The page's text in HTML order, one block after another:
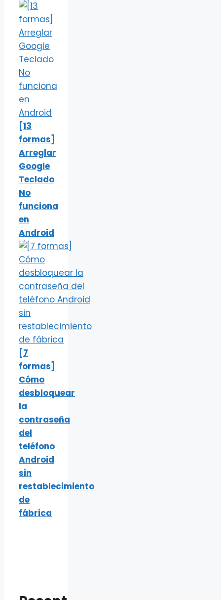
[13
formas]
Arreglar
Google
Teclado
No
funciona
en
Android
[7
formas]
Cómo
desbloquear
la
contraseña
del
teléfono
Android
sin
restablecimiento
de
fábrica